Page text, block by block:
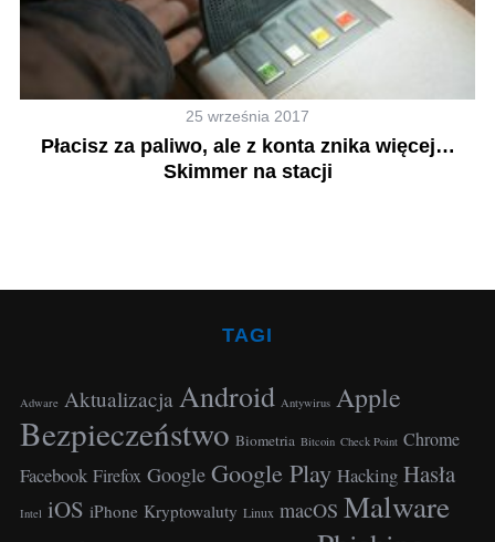
25 września 2017
Płacisz za paliwo, ale z konta znika więcej…
Skimmer na stacji
TAGI
Adware Aktualizacja Android Antywirus Apple
Bezpieczeństwo Biometria Bitcoin Check Point Chrome
Facebook Firefox Google Google Play Hacking Hasła
Intel iOS iPhone Kryptowaluty Linux macOS Malware